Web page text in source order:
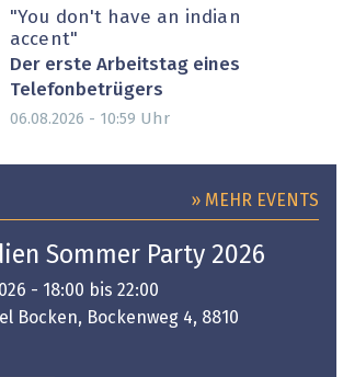
"You don't have an indian
accent"
Der erste Arbeitstag eines
Telefonbetrügers
06.08.2026 - 10:59 Uhr
» MEHR EVENTS
Sommer Party 2026
- 18:00 bis 22:00
Bocken, Bockenweg 4, 8810